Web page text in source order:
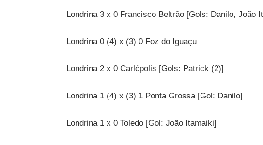
Londrina 3 x 0 Francisco Beltrão [Gols: Danilo, João
Londrina 0 (4) x (3) 0 Foz do Iguaçu
Londrina 2 x 0 Carlópolis [Gols: Patrick (2)]
Londrina 1 (4) x (3) 1 Ponta Grossa [Gol: Danilo]
Londrina 1 x 0 Toledo [Gol: João Itamaiki]